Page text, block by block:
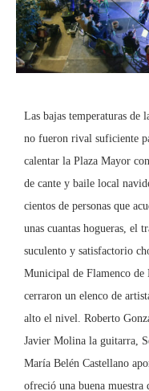
Las bajas temperaturas de
no fueron rival suficiente
calentar la Plaza Mayor
de cante y baile local
cientos de personas que
unas cuantas hogueras, el
suculento y satisfactorio
Municipal de Flamenco de
cerraron un elenco de
alto el nivel. Roberto
Javier Molina la guitarra,
María Belén Castellano
ofreció una buena muestra